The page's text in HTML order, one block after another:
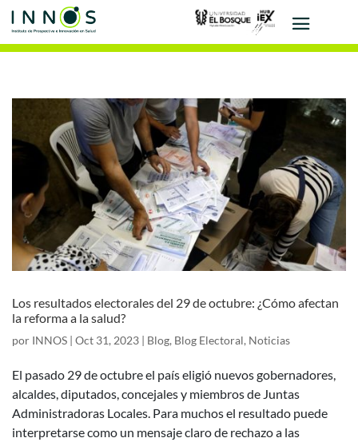
Los resultados electorales del 29 de octubre: ¿Cómo afectan
la reforma a la salud?
por INNOS | Oct 31, 2023 | Blog, Blog Electoral, Noticias
El pasado 29 de octubre el país eligió nuevos gobernadores,
alcaldes, diputados, concejales y miembros de Juntas
Administradoras Locales. Para muchos el resultado puede
interpretarse como un mensaje claro de rechazo a las